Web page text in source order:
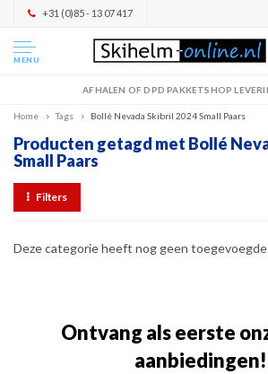
+31 (0)85 - 13 07 417
MENU
AFHALEN OF DPD PAKKETSHOP
Home Tags Bollé Nevada Skibril 2024 Small Paars
Producten getagd met Bollé
Small Paars
Filters
Deze categorie heeft nog geen
Ontvang als eerste
aanbiedingen!